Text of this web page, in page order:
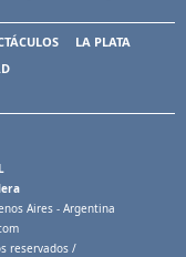
LA PLATA
Aires - Argentina
reservados /